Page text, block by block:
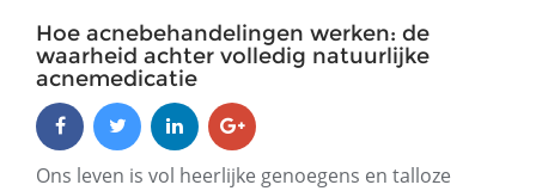
Hoe acnebehandelingen werken: de
waarheid achter volledig natuurlijke
acnemedicatie
Ons leven is vol heerlijke genoegens en talloze